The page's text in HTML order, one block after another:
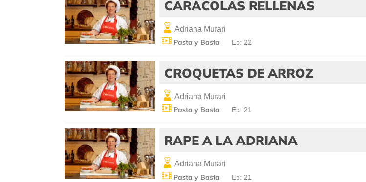
CARACOLAS RELLENAS
Adriana Murari
Pasta y Basta Ep: 22
CROQUETAS DE ARROZ
Adriana Murari
Pasta y Basta Ep: 21
RAPE A LA ADRIANA
Adriana Murari
Pasta y Basta Ep: 21